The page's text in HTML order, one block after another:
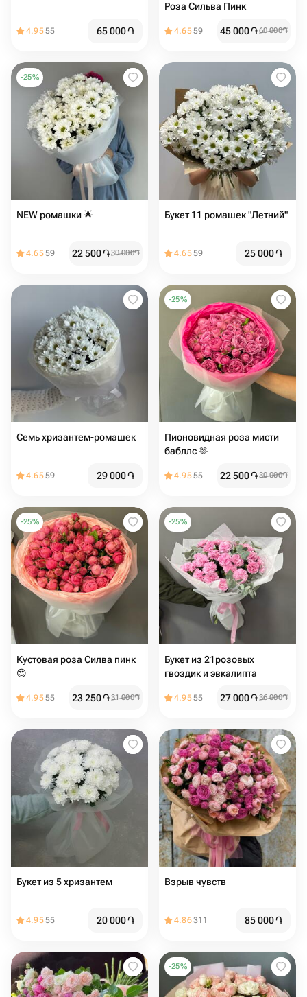
4.9555 65 000֏
Роза Сильва Пинк
4.6559 45 000֏60 000֏
-25%
NEW ромашки 🌟
4.6559 22 500֏30 000֏
Букет 11 ромашек "Летний"
4.6559 25 000֏
Семь хризантем-ромашек
4.6559 29 000֏
-25%
Пионовидная роза мисти
бабллс 🫶
4.9555 22 500֏30 000֏
-25%
Кустовая роза Силва пинк
😍
4.9555 23 250֏31 000֏
-25%
Букет из 21розовых
гвоздик и эвкалипта
4.9555 27 000֏36 000֏
Букет из 5 хризантем
4.9555 20 000֏
Взрыв чувств
4.86311 85 000֏
-25%